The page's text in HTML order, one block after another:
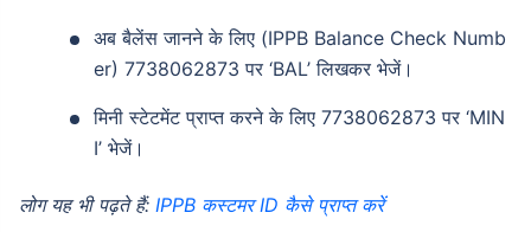
अब बैलेंस जानने के लिए (IPPB Balance Check Numb
er) 7738062873 पर ‘BAL’ लिखकर भेजें।
मिनी स्टेटमेंट प्राप्त करने के लिए 7738062873 पर ‘MIN
I’ भेजें।
लोग यह भी पढ़ते हैं: IPPB कस्टमर ID कैसे प्राप्त करें